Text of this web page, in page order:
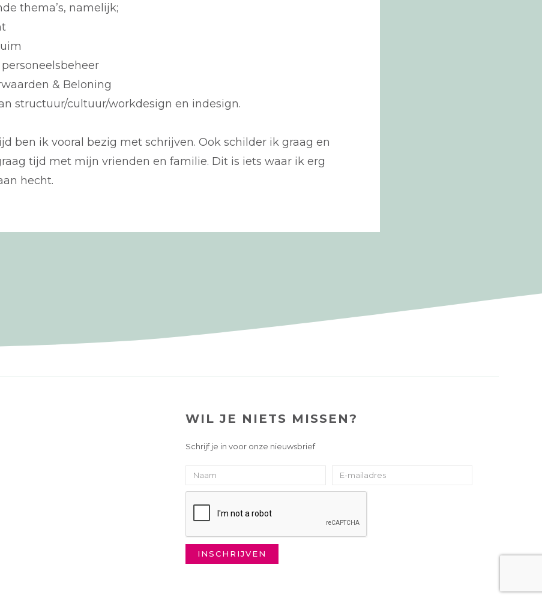
thema’s, namelijk;
& Beloning
structuur/cultuur/workdesign en indesign.
ben ik vooral bezig met schrijven. Ook schilder ik graag en
tijd met mijn vrienden en familie. Dit is iets waar ik erg
hecht.
WIL JE NIETS MISSEN?
Schrijf je in voor onze nieuwsbrief
INSCHRIJVEN